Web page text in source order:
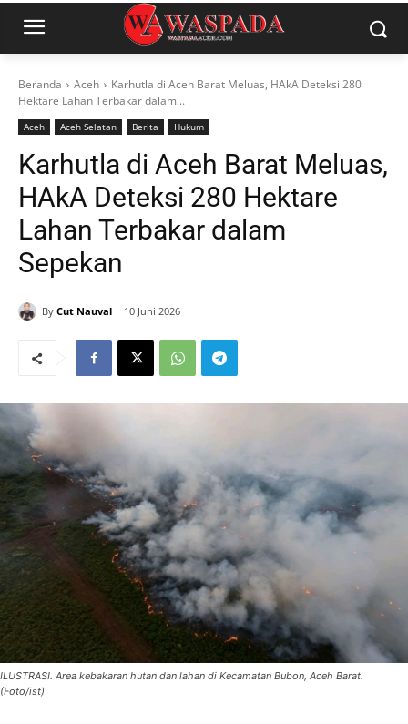
Beranda Aceh
Karhutla di Aceh Barat Meluas, HAkA Deteksi 280
Hektare Lahan Terbakar dalam...
Aceh Aceh Selatan Berita Hukum
Karhutla di Aceh Barat Meluas,
HAkA Deteksi 280 Hektare
Lahan Terbakar dalam
Sepekan
By Cut Nauval 10 Juni 2026
ILUSTRASI. Area kebakaran hutan dan lahan di Kecamatan Bubon, Aceh Barat.
(Foto/ist)